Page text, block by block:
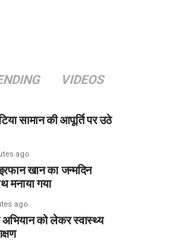
VIDEOS
सामान की आपूर्ति पर उठे
ago
खान का जन्मदिन
मनाया गया
ago
अभियान को लेकर स्वास्थ्य